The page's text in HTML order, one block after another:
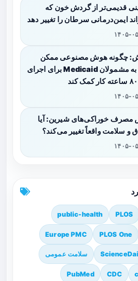
قدیمی‌تر از گردش خون که
ایمن‌درمانی سرطان را تغییر دهد
۰۵-۱۸
چگونه هوش مصنوعی ممکن
است به مشمولان Medicaid برای اجرای
۰۵-۱۸
مصرف خوراکی‌های شیرین: آیا
و سلامت واقعاً تغییر می‌کند؟
۰۵-۱۷
PLOS
public-health
PLOS One
Europe PMC
سلامت عمومی
CDC
PubMed